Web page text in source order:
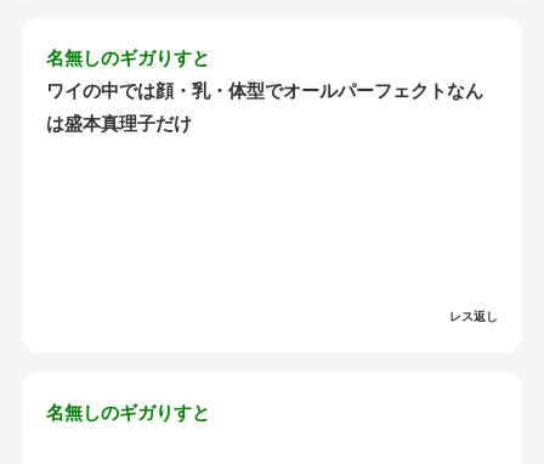
名無しのギガりすと
ワイの中では顔・乳・体型でオールパーフェクトなん
は盛本真理子だけ
レス返し
名無しのギガりすと